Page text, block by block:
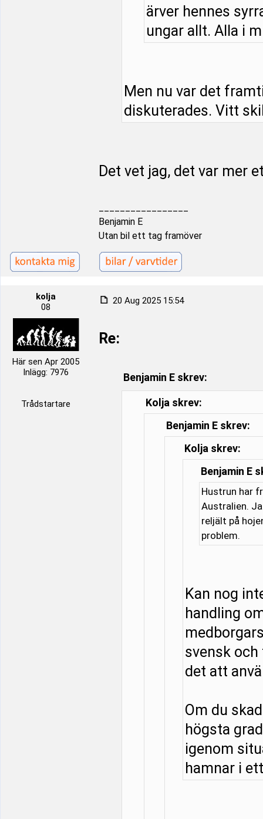
ärver hennes
ungar allt. Alla i
Men nu var det
diskuterades. Vitt
Det vet jag, det var mer
Benjamin E
Utan bil ett tag framöver
kolja
08
Här sen Apr 2005
Inlägg: 7976
Trådstartare
20 Aug 2025 15:54
Re:
Benjamin E skrev:
Kolja skrev:
Benjamin E skrev:
Kolja skrev:
Benjamin E
Hustrun har
Australien.
reljält på
problem.
Kan nog
handling
svensk
det att
Om du
högsta
igenom
hamnar i